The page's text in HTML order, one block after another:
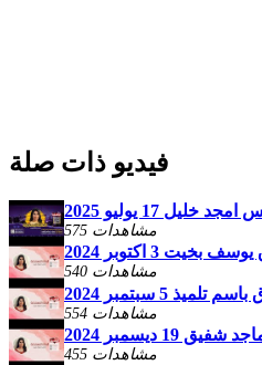
فيديو ذات صلة
17 يوليو 2025
575 مشاهدات
3 اكتوبر 2024
540 مشاهدات
5 سبتمبر 2024
554 مشاهدات
2024
455 مشاهدات